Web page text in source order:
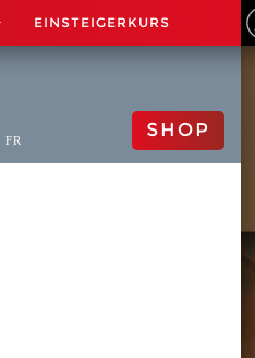
EINSTEIGERKURS
FR SHOP